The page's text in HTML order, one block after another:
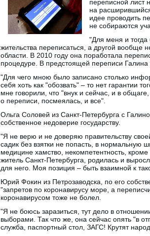
переписной лист
на
идее проводить
не собираются
"Для меня и тогда
жительства переписаться, а другой вообще
области. В 2010 году она поработала
процедуре. В предстоящей переписи Галина
"Для чего мною было записано столько
себя хоть как "обозвать" – то нет гарантии
мне говорили, что "внук и сейчас, и в
о переписи, посмеялась, и все".
Ольга Соловей из Санкт-Петербурга с
собственное недоверие государству.
"Я не верю и не доверяю правительству
садик без взятки не попасть, в нормальную
медицине хамство, некомпетентность,
житель Санкт-Петербурга, родилась и
для него. Моя позиция – быть взаимной к
Юрий Фокин из Петрозаводска, по его
"запретов по коронавирусу море, а
коронавирусом тоже не болел.
"Я не боюсь заразиться, тут дело в
выборами. Так что же, она сейчас опять "в
служба, паспортный стол, ЗАГС! Крутят